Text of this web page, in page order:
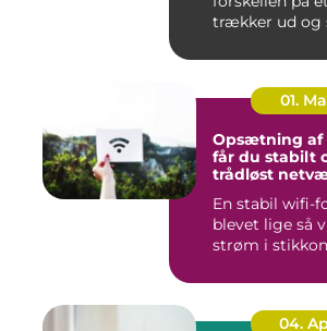
trækker ud og
01.
Opsætning af
får du stabilt
trådløst
En stabil wifi-
blevet lige så
strøm i
04.